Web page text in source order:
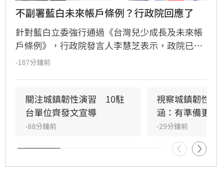
不副署藍白未來帳戶條例？行政院回應了
針對藍白立委強行通過《台灣兒少成長及未來帳
戶條例》，行政院發言人李慧芝表示，政院已收
到三讀函文，強調編列預算為行政院憲政職權，
並強調行政院版透過弱勢對存能落實公平正義，
避免在野黨版本加劇貧富差距。此外，政府同步
推動育兒留停六加三、延長婚產假等多項配套措
施，建構完善支持體系。政院重申，國家政策規
劃需具備整體性，針對立法院侵害預算編製權的
作為，將持續捍衛憲法賦予的權限，確保政策有
-187分鐘前
關注城鎮韌性演習　10駐
台單位齊發文宣導
-88分鐘前
視察城鎮韌性
涵：有準備更安
-29分鐘前